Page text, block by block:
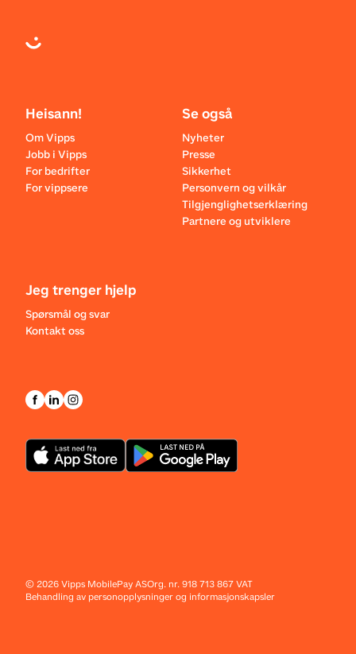
Heisann!
Om Vipps
Jobb i Vipps
For bedrifter
For vippsere
Se også
Nyheter
Presse
Sikkerhet
Personvern og vilkår
Tilgjenglighetserklæring
Partnere og utviklere
Jeg trenger hjelp
Spørsmål og svar
Kontakt oss
©2026Vipps MobilePay ASOrg. nr. 918 713 867 VAT
Behandling av personopplysninger og informasjonskapsler